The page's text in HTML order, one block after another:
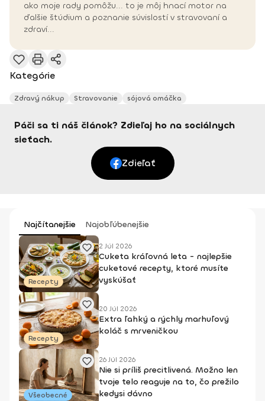
ako moje rady pomôžu... to je môj hnací motor na
ďalšie štúdium a poznanie súvislostí v stravovaní a
zdraví...
Kategórie
Zdravý nákup Stravovanie sójová omáčka
Páči sa ti náš článok? Zdieľaj ho na sociálnych
sieťach.
Zdieľať
Najčítanejšie Najobľúbenejšie
Recepty
2 Júl 2026
Cuketa kráľovná leta - najlepšie
cuketové recepty, ktoré musíte
vyskúšať
Recepty
20 Júl 2026
Extra ľahký a rýchly marhuľový
koláč s mrveničkou
Všeobecné
26 Júl 2026
Nie si príliš precitlivená. Možno len
tvoje telo reaguje na to, čo prežilo
kedysi dávno